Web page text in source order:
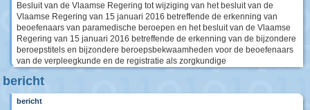
Besluit van de Vlaamse Regering tot wijziging van het besluit van de
Vlaamse Regering van 15 januari 2016 betreffende de erkenning van
beoefenaars van paramedische beroepen en het besluit van de Vlaamse
Regering van 15 januari 2016 betreffende de erkenning van de bijzondere
beroepstitels en bijzondere beroepsbekwaamheden voor de beoefenaars
van de verpleegkunde en de registratie als zorgkundige
bericht
bericht